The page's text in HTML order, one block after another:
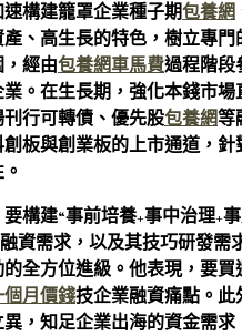
構建籠罩企業種子期包養網
、高生長的特色，樹立專
經由包養網車馬費過程階段
。在生長期，強化本錢市
行可轉債、優先股包養網等
板與創業板的上市通道，
構建“事前培養+事中治理+
資需求，以及其技巧研發需
全方位進級。他表現，要
月價錢技企業融資痛點。
，知足企業出海的資金需